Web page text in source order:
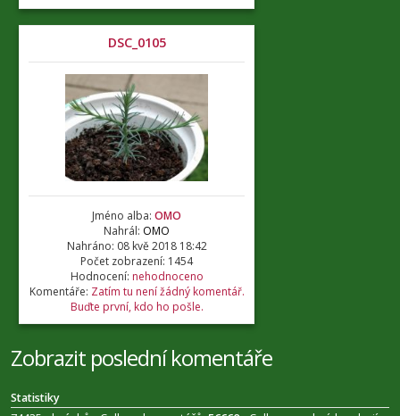
DSC_0105
Jméno alba: OMO
Nahrál: OMO
Nahráno: 08 kvě 2018 18:42
Počet zobrazení: 1454
Hodnocení: nehodnoceno
Komentáře: Zatím tu není žádný komentář.
Buďte první, kdo ho pošle.
Zobrazit poslední komentáře
Statistiky